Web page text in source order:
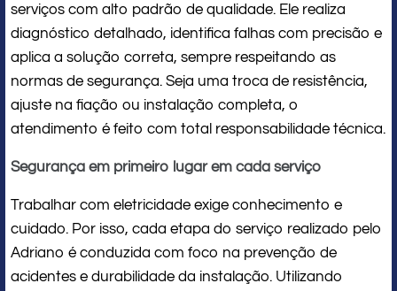
serviços com alto padrão de qualidade. Ele realiza
diagnóstico detalhado, identifica falhas com precisão e
aplica a solução correta, sempre respeitando as
normas de segurança. Seja uma troca de resistência,
ajuste na fiação ou instalação completa, o
atendimento é feito com total responsabilidade técnica.
Segurança em primeiro lugar em cada serviço
Trabalhar com eletricidade exige conhecimento e
cuidado. Por isso, cada etapa do serviço realizado pelo
Adriano é conduzida com foco na prevenção de
acidentes e durabilidade da instalação. Utilizando